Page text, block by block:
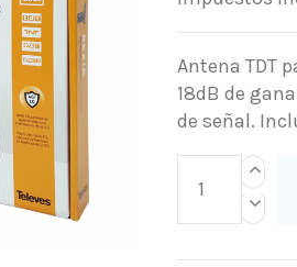
Antena TDT
18dB de
de señal.